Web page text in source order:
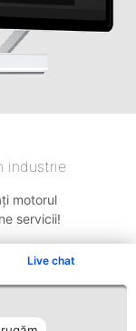
Live chat
industrie
motorul
servicii!